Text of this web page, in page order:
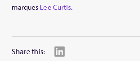
marques Lee Curtis.
Share this: